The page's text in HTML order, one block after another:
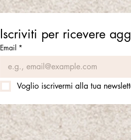
Iscriviti per ricevere
Email *
Voglio iscrivermi alla tua